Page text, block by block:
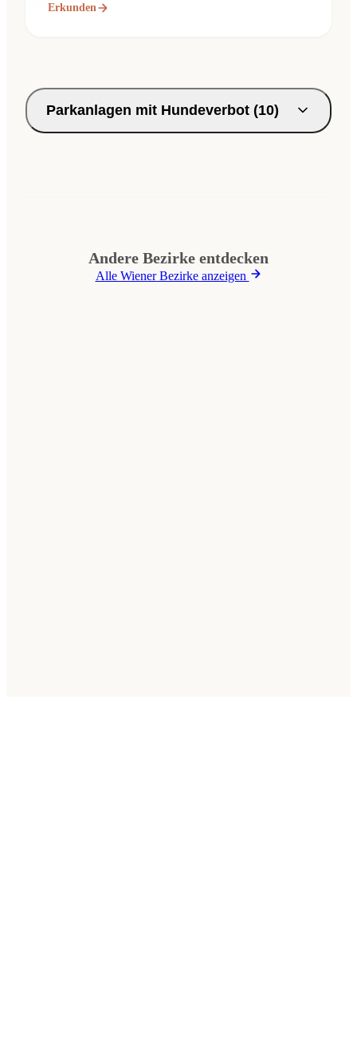
Erkunden
Parkanlagen mit Hundeverbot (10)
Andere Bezirke entdecken
Alle Wiener Bezirke anzeigen